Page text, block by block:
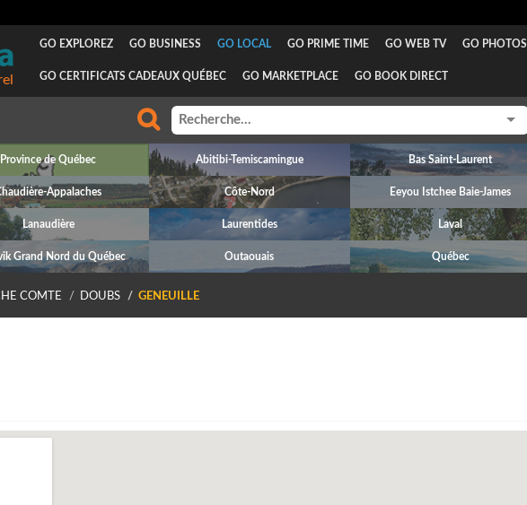
GO EXPLOREZ GO BUSINESS GO LOCAL GO PRIME TIME GO WEB TV GO PHOTOS
GO CERTIFICATS CADEAUX QUÉBEC GO MARKETPLACE GO BOOK DIRECT
Province de Québec Abitibi-Temiscamingue Bas Saint-Laurent
Appalaches Côte-Nord Eeyou Istchee Baie-James
Lanaudière Laurentides Laval
Grand Nord du Québec Outaouais Québec
COMTE DOUBS GENEUILLE